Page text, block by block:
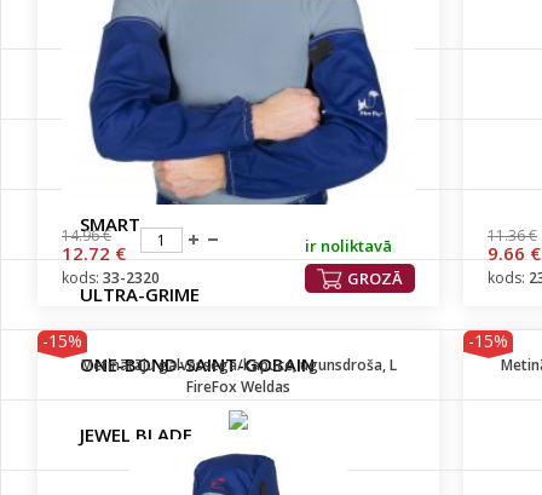
CLIPPER-MACHINES
PGB
PATROL
SMART
ULTRA-GRIME
ONE-BOND-SAINT-GOBAIN
JEWEL BLADE
14.96 €
12.72 €
ir noliktavā
GROZĀ
kods: 33-2320
11.36 €
9.66 €
kods:
-15%
Metinātāju galvassega/kapuce, ugunsdroša, L
FireFox Weldas
-15%